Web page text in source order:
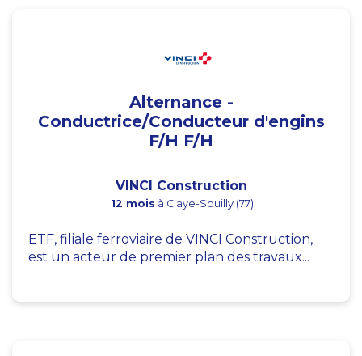
Alternance -
Conductrice/Conducteur d'engins
F/H F/H
VINCI Construction
12 mois à Claye-Souilly (77)
ETF, filiale ferroviaire de VINCI Construction,
est un acteur de premier plan des travaux...